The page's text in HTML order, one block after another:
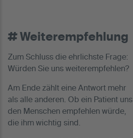
# Weiterempfehlung
Zum Schluss die ehrlichste Frage:
Würden Sie uns weiterempfehlen?
Am Ende zählt eine Antwort mehr
als alle anderen. Ob ein Patient uns
den Menschen empfehlen würde,
die ihm wichtig sind.